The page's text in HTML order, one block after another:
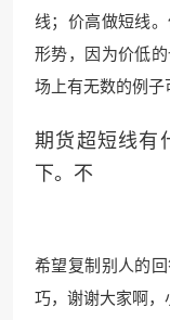
线；价高做短线
形势，因为价低
场上有无数的例子
期货超短线有
下。不
希望复制别人的
巧，谢谢大家啊，